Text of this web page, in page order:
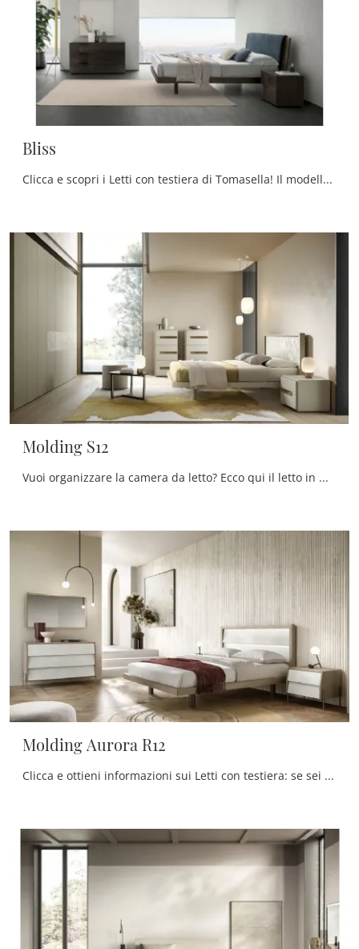
Bliss
Clicca e scopri i Letti con testiera di Tomasella! Il modello Bliss in melaminico ti attende nelle versioni matrimoniali.
Molding S12
Vuoi organizzare la camera da letto? Ecco qui il letto in melaminico Molding S12 di Moretti Compact Giorno Notte per spazi moderni.
Molding Aurora R12
Clicca e ottieni informazioni sui Letti con testiera: se sei alla ricerca di modelli matrimoniali moderni, il modello Molding Aurora R12 Moretti ...